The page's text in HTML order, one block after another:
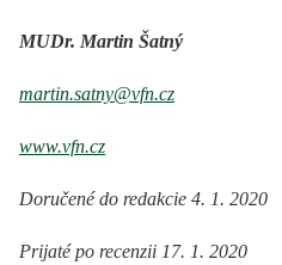
MUDr. Martin Šatný
martin.satny@vfn.cz
www.vfn.cz
Doručené do redakcie 4. 1. 2020
Prijaté po recenzii 17. 1. 2020